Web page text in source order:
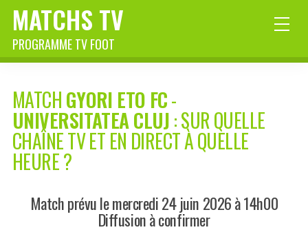
MATCHS TV
PROGRAMME TV FOOT
MATCHGYORI ETO FC-
UNIVERSITATEA CLUJ: SUR QUELLE
CHAÎNE TV ET EN DIRECT À QUELLE
HEURE ?
Match prévu le mercredi 24 juin 2026 à 14h00
Diffusion à confirmer